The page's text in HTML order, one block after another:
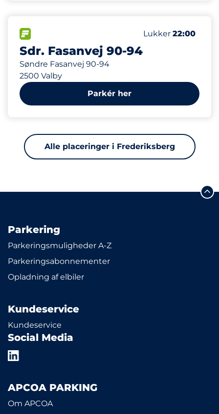
Sdr. Fasanvej 90-94
Søndre Fasanvej 90-94
2500 Valby
Antal
Antal pladser i alt
Lukker 22:00
Parkér her
Alle placeringer i Frederiksberg
Parkering
Parkeringsmuligheder A-Z
Parkeringsabonnementer
Opladning af elbiler
Kundeservice
Kundeservice
Social Media
APCOA PARKING
Om APCOA